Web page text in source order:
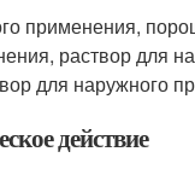
применения,
раствор для
для наружного
действие